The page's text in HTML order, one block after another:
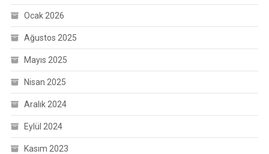
Ocak 2026
Ağustos 2025
Mayıs 2025
Nisan 2025
Aralık 2024
Eylül 2024
Kasım 2023